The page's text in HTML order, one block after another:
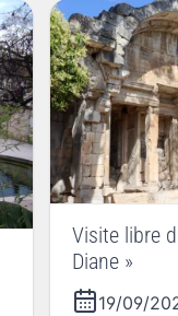
Visite libre
Diane »
19/09/